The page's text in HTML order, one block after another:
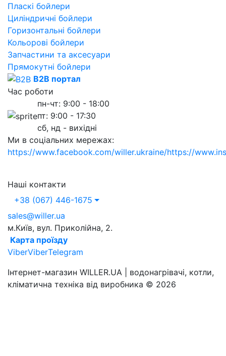
Пласкі бойлери
Циліндричні бойлери
Горизонтальні бойлери
Кольорові бойлери
Запчастини та аксесуари
Прямокутні бойлери
B2B портал
Час роботи
пн-чт: 9:00 - 18:00
пт: 9:00 - 17:30
сб, нд - вихідні
Ми в соціальних мережах:
https://www.facebook.com/willer.ukraine/https://
Наші контакти
+38 (067) 446-1675
sales@willer.ua
м.Київ, вул. Приколійна, 2.
Карта проїзду
ViberViberTelegram
Інтернет-магазин WILLER.UA | водонагрівачі, котли,
кліматична техніка від виробника © 2026